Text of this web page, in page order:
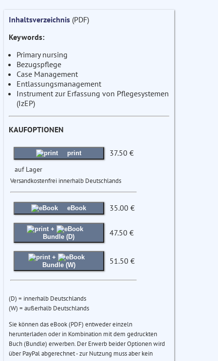
Inhaltsverzeichnis (PDF)
Keywords:
Primary nursing
Bezugspflege
Case Management
Entlassungsmanagement
Instrument zur Erfassung von Pflegesystemen
(IzEP)
KAUFOPTIONEN
print 37.50 €
auf Lager
Versandkostenfrei innerhalb Deutschlands
eBook 35.00 €
+
Bundle (D)
47.50 €
+
Bundle (W)
51.50 €
(D) = innerhalb Deutschlands
(W) = außerhalb Deutschlands
Sie können das eBook (PDF) entweder einzeln
herunterladen oder in Kombination mit dem gedruckten
Buch (Bundle) erwerben. Der Erwerb beider Optionen wird
über PayPal abgerechnet - zur Nutzung muss aber kein